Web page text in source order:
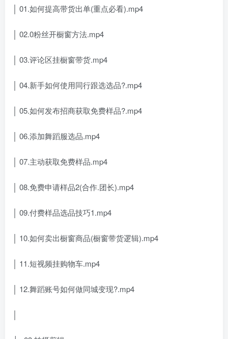
│ 01.如何提高带货出单(重点必看).mp4
│ 02.0粉丝开橱窗方法.mp4
│ 03.评论区挂橱窗带货.mp4
│ 04.新手如何使用同行跟选选品?.mp4
│ 05.如何发布招商获取免费样品?.mp4
│ 06.添加舞蹈服选品.mp4
│ 07.主动获取免费样品.mp4
│ 08.免费申请样品2(合作.团长).mp4
│ 09.付费样品选品技巧1.mp4
│ 10.如何卖出橱窗商品(橱窗带货逻辑).mp4
│ 11.短视频挂购物车.mp4
│ 12.舞蹈账号如何做同城变现?.mp4
│